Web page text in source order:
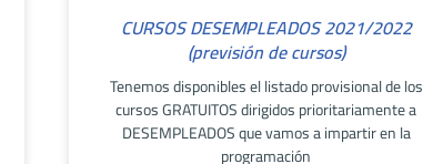
CURSOS DESEMPLEADOS 2021/2022
(previsión de cursos)
Tenemos disponibles el listado provisional de los
cursos GRATUITOS dirigidos prioritariamente a
DESEMPLEADOS que vamos a impartir en la
programación